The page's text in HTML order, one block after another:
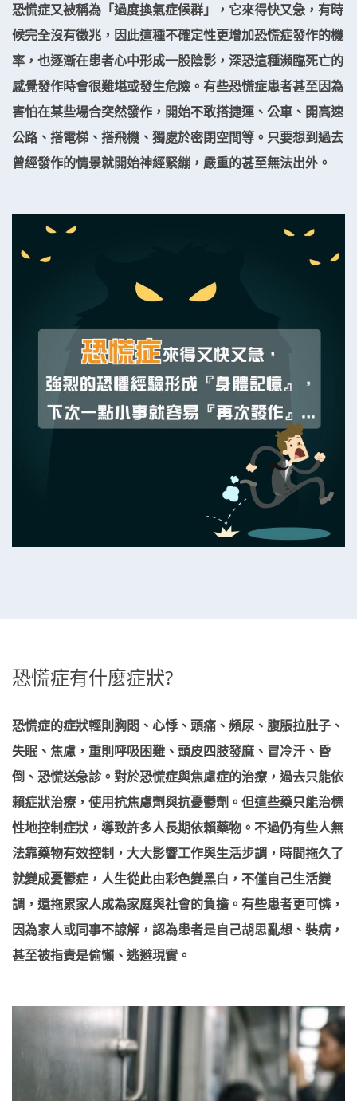
恐慌症又被稱為「過度換氣症候群」，它來得快又急，有時
候完全沒有徵兆，因此這種不確定性更增加恐慌症發作的機
率，也逐漸在患者心中形成一股陰影，深恐這種瀕臨死亡的
感覺發作時會很難堪或發生危險。有些恐慌症患者甚至因為
害怕在某些場合突然發作，開始不敢搭捷運、公車、開高速
公路、搭電梯、搭飛機、獨處於密閉空間等。只要想到過去
曾經發作的情景就開始神經緊繃，嚴重的甚至無法出外。
恐慌症有什麼症狀?
恐慌症的症狀輕則胸悶、心悸、頭痛、頻尿、腹脹拉肚子、
失眠、焦慮，重則呼吸困難、頭皮四肢發麻、冒冷汗、昏
倒、恐慌送急診。對於恐慌症與焦慮症的治療，過去只能依
賴症狀治療，使用抗焦慮劑與抗憂鬱劑。但這些藥只能治標
性地控制症狀，導致許多人長期依賴藥物。不過仍有些人無
法靠藥物有效控制，大大影響工作與生活步調，時間拖久了
就變成憂鬱症，人生從此由彩色變黑白，不僅自己生活變
調，還拖累家人成為家庭與社會的負擔。有些患者更可憐，
因為家人或同事不諒解，認為患者是自己胡思亂想、裝病，
甚至被指責是偷懶、逃避現實。